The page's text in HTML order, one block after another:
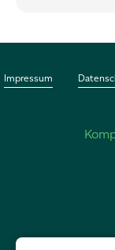
Carl-Zeiss-
Impressum